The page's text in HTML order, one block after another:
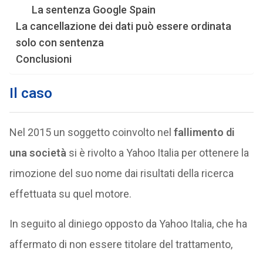
La sentenza Google Spain
La cancellazione dei dati può essere ordinata
solo con sentenza
Conclusioni
Il caso
Nel 2015 un soggetto coinvolto nel fallimento di
una società si è rivolto a Yahoo Italia per ottenere la
rimozione del suo nome dai risultati della ricerca
effettuata su quel motore.
In seguito al diniego opposto da Yahoo Italia, che ha
affermato di non essere titolare del trattamento,